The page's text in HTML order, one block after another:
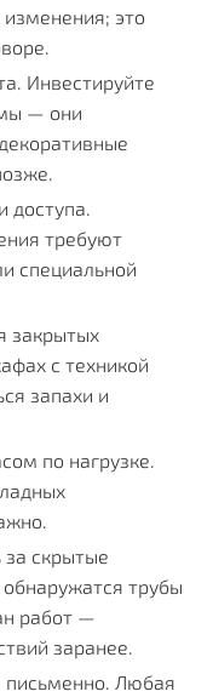
это
Инвестируйте
— они
доступа.
требуют
специальной
закрытых
с техникой
запахи и
по нагрузке.
за скрытые
трубы
работ —
заранее.
письменно. Любая